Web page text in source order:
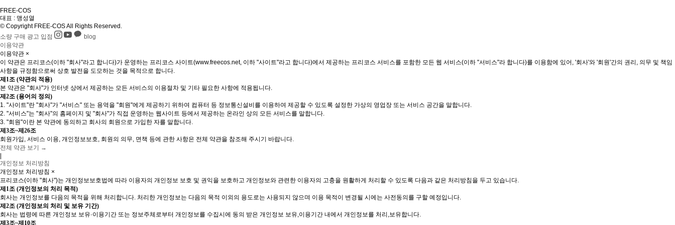
FREE-COS
대표 : 맹성열
© Copyright FREE-COS All Rights Reserved.
소량 구매 광고 입점
blog
이용약관
이용약관 ×
이 약관은 프리코스(이하 "회사"라고 합니다)가 운영하는 프리코스 사이트(www.freecos.net, 이하 "사이트"라고 합니다)에서 제공하는 프리코스 서비스를 포함한 모든 웹 서비스(이하 "서비스"라 합니다)를 이용함에 있어, '회사'와 '회원'간의 권리, 의무 및 책임
사항을 규정함으로써 상호 발전을 도모하는 것을 목적으로 합니다.
제1조 (약관의 적용)
본 약관은 "회사"가 인터넷 상에서 제공하는 모든 서비스의 이용절차 및 기타 필요한 사항에 적용됩니다.
제2조 (용어의 정의)
1. "사이트"란 "회사"가 "서비스" 또는 용역을 "회원"에게 제공하기 위하여 컴퓨터 등 정보통신설비를 이용하여 제공할 수 있도록 설정한 가상의 영업장 또는 서비스 공간을 말합니다.
2. "서비스"는 "회사"의 홈페이지 및 "회사"가 직접 운영하는 웹사이트 등에서 제공하는 온라인 상의 모든 서비스를 말합니다.
3. "회원"이란 본 약관에 동의하고 회사의 회원으로 가입한 자를 말합니다.
제3조~제26조
회원가입, 서비스 이용, 개인정보보호, 회원의 의무, 면책 등에 관한 사항은 전체 약관을 참조해 주시기 바랍니다.
전체 약관 보기 →
개인정보 처리방침
개인정보 처리방침 ×
프리코스(이하 "회사")는 개인정보보호법에 따라 이용자의 개인정보 보호 및 권익을 보호하고 개인정보와 관련한 이용자의 고충을 원활하게 처리할 수 있도록 다음과 같은 처리방침을 두고 있습니다.
제1조 (개인정보의 처리 목적)
회사는 개인정보를 다음의 목적을 위해 처리합니다. 처리한 개인정보는 다음의 목적 이외의 용도로는 사용되지 않으며 이용 목적이 변경될 시에는 사전동의를 구할 예정입니다.
제2조 (개인정보의 처리 및 보유 기간)
회사는 법령에 따른 개인정보 보유·이용기간 또는 정보주체로부터 개인정보를 수집시에 동의 받은 개인정보 보유,이용기간 내에서 개인정보를 처리,보유합니다.
제3조~제10조